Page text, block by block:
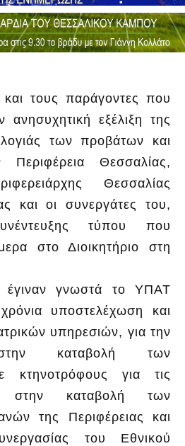
και τους παράγοντες που
ανησυχητική εξέλιξη της
των προβάτων και
Θεσσαλίας,
Θεσσαλίας
και οι συνεργάτες του,
τύπου που
στο Διοικητήριο στη
γνωστά το ΥΠΑΤ
υποστελέχωση και
υπηρεσιών, για την
καταβολή των
κτηνοτρόφους για τις
στην καταβολή των
της Περιφέρειας και
του Εθνικού